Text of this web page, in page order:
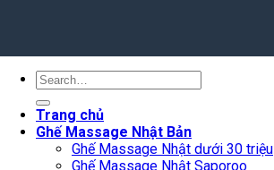
Search
Trang chủ
Ghế Massage Nhật Bản
Ghế Massage Nhật dưới 30 triệu
Ghế Massage Nhật Saporoo